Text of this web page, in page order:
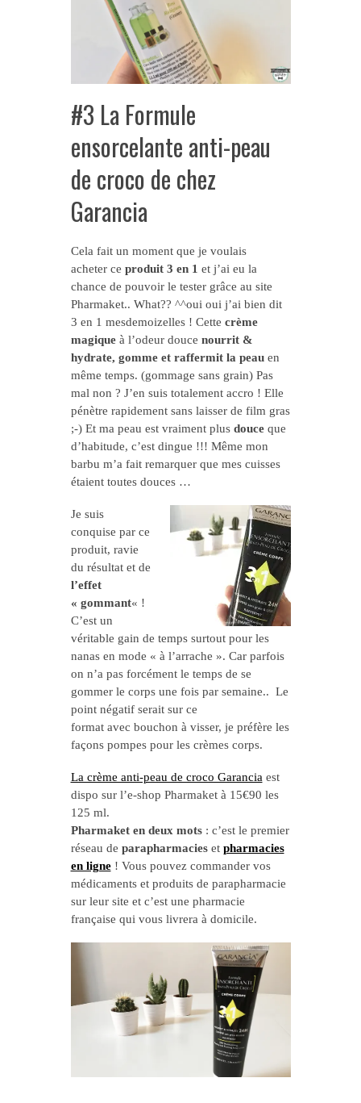
#3 La Formule
ensorcelante anti-peau
de croco de chez
Garancia
Cela fait un moment que je voulais
acheter ce produit 3 en 1 et j’ai eu la
chance de pouvoir le tester grâce au site
Pharmaket.. What?? ^^oui oui j’ai bien dit
3 en 1 mesdemoizelles ! Cette crème
magiqueà l’odeur douce nourrit &
hydrate, gomme et raffermit la peauen
même temps. (gommage sans grain) Pas
mal non ? J’en suis totalement accro ! Elle
pénètre rapidement sans laisser de film gras
;-) Et ma peau est vraiment plus douceque
d’habitude, c’est dingue !!! Même mon
barbu m’a fait remarquer que mes cuisses
étaient toutes douces …
Je suis
conquise par ce
produit, ravie
du résultat et de
l’effet
« gommant« !
C’est un
véritable gain de temps surtout pour les
nanas en mode « à l’arrache ». Car parfois
on n’a pas forcément le temps de se
gommer le corps une fois par semaine.. Le
point négatif serait sur ce
format avec bouchon à visser, je préfère les
façons pompes pour les crèmes corps.
La crème anti-peau de croco Garanciaest
dispo sur l’e-shop Pharmaket à 15€90 les
125 ml.
Pharmaket en deux mots: c’est le premier
réseau de parapharmacieset pharmacies
en ligne! Vous pouvez commander vos
médicaments et produits de parapharmacie
sur leur site et c’est une pharmacie
française qui vous livrera à domicile.